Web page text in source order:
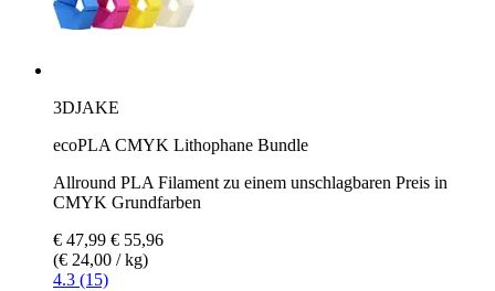
3DJAKE
ecoPLA CMYK Lithophane Bundle
Allround PLA Filament zu einem unschlagbaren Preis in
CMYK Grundfarben
€ 47,99 € 55,96
(€ 24,00 / kg)
4.3 (15)